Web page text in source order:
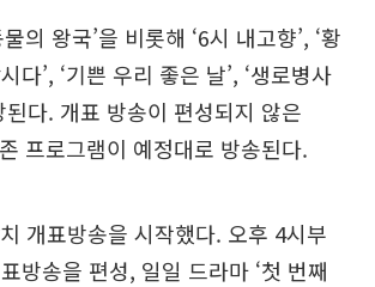
의 왕국’을 비롯해 ‘6시 내고향’, ‘황
다’, ‘기쁜 우리 좋은 날’, ‘생로병사
된다. 개표 방송이 편성되지 않은
프로그램이 예정대로 방송된다.
개표방송을 시작했다. 오후 4시부
방송을 편성, 일일 드라마 ‘첫 번째